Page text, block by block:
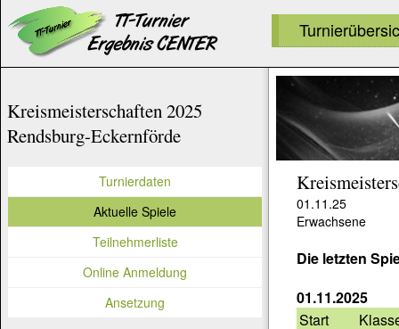
01.11.25
Erwachsene
Die letzten
01.11.2025
Start
Kreismeisterschaften 2025
Rendsburg-Eckernförde
Turnierdaten
Aktuelle Spiele
Teilnehmerliste
Online Anmeldung
Ansetzung